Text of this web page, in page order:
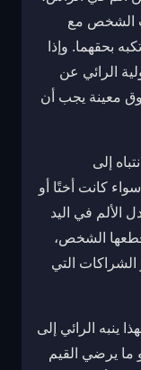
الشخص مع
بحقهما. وإذا
الرائي عن
معينة يجب أن
إلى
كانت أختًا أو
الألم في اليد
قطعها الشخص،
الشراكات التي
ينبه الرائي إلى
ما يرضي القيم